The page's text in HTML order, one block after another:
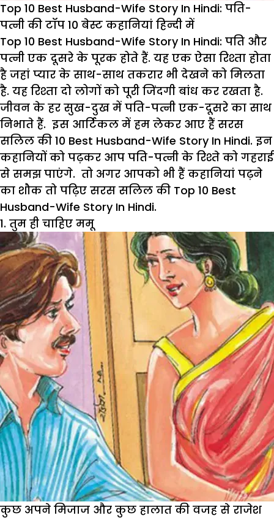
Top 10 Best Husband-Wife Story In Hindi: पति-
पत्नी की टॉप 10 बेस्ट कहानियां हिन्दी में
Top 10 Best Husband-Wife Story In Hindi: पति और
पत्नी एक दूसरे के पूरक होते हैं. यह एक ऐसा रिश्ता होता
है जहां प्यार के साथ-साथ तकरार भी देखने को मिलता
है. यह रिश्ता दो लोगों को पूरी जिंदगी बांध कर रखता है.
जीवन के हर सुख-दुख में पति-पत्नी एक-दूसरे का साथ
निभाते हैं. इस आर्टिकल में हम लेकर आए हैं सरस
सलिल की 10 Best Husband-Wife Story In Hindi. इन
कहानियों को पढ़कर आप पति-पत्नी के रिश्ते को गहराई
से समझ पाएंगे. तो अगर आपको भी हैं कहानियां पढ़ने
का शौक तो पढ़िए सरस सलिल की Top 10 Best
Husband-Wife Story In Hindi.
1. तुम ही चाहिए ममू
कुछ अपने मिजाज और कुछ हालात की वजह से राजेश